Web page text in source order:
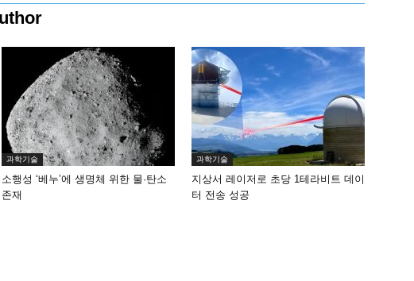
과학기술
소행성 ‘베누’에 생명체 위한 물·탄소
존재
과학기술
지상서 레이저로 초당 1테라비트 데이
터 전송 성공